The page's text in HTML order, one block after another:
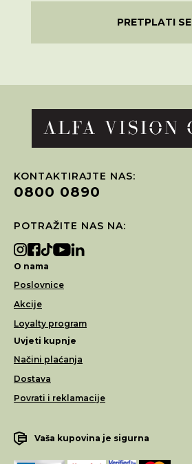
PRETPLATI SE
KONTAKTIRAJTE NAS:
0800 0890
POTRAŽITE NAS NA:
O nama
Poslovnice
Akcije
Loyalty program
Uvjeti kupnje
Načini plaćanja
Dostava
Povrati i reklamacije
Vaša kupovina je sigurna